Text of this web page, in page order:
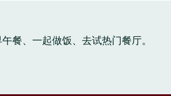
餐、一起做饭、去试热门餐厅。